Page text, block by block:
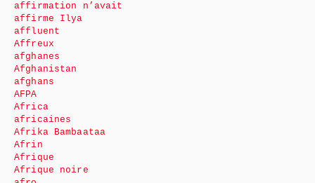
affirmation n’avait
affirme Ilya
affluent
Affreux
afghanes
Afghanistan
afghans
AFPA
Africa
africaines
Afrika Bambaataa
Afrin
Afrique
Afrique noire